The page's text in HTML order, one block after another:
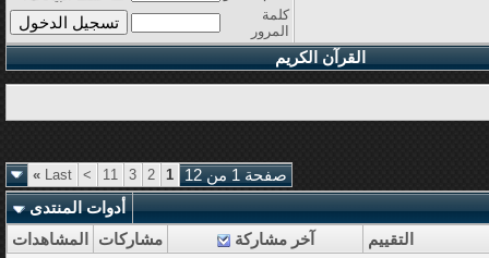
كلمة
المرور
القرآن الكريم
صفحة 1 من 12 1
2
3
11
>
Last
»
أدوات المنتدى
التقييم
آخر مشاركة مشاركات المشاهدات